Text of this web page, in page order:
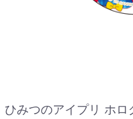
ひみつのアイプリ ホ